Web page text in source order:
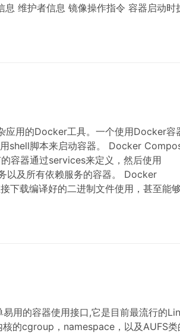
维护者信息 镜像操作指令 容器启动时
用的Docker工具。一个使用Docker容
shell脚本来启动容器。 Docker
容器通过services来定义，然后使用
以及所有依赖服务的容器。 Docker
下载编译好的二进制文件使用，甚至能
用的容器使用接口,它是目前最流行的
的cgroup，namespace，以及AUFS类